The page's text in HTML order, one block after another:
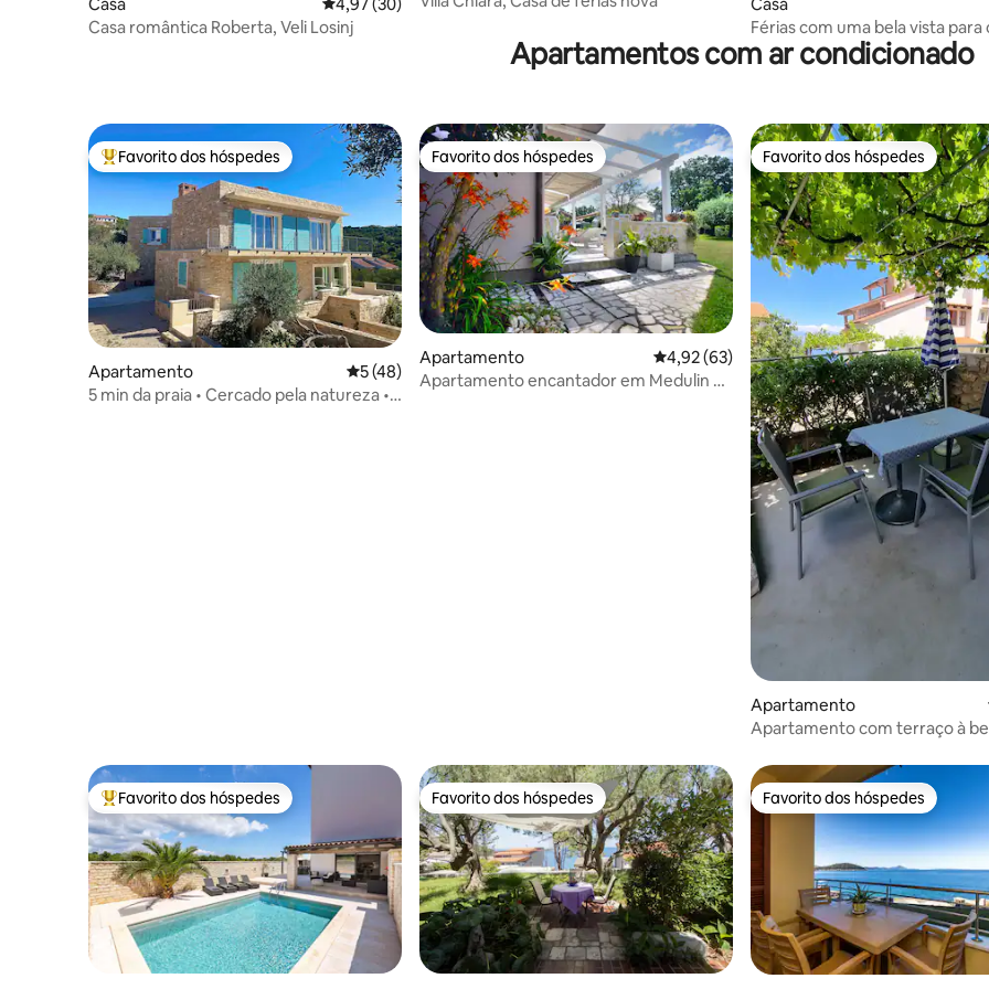
Casa romântica Roberta, Veli Losinj
Férias com uma bela vista para
Apartamentos com ar condicionado
Favoritos dos hóspedes mais apreciados
Favorito dos hóspedes
Apartamento Classificação média de 5 em 5 estrelas, 48avaliações
5 (48)
5 min da praia • Cercado pela natureza •
Favorito dos hóspedes
Favorito dos hóspedes
Apartamento Classificação média de 4,92 em 5 estrelas,
4,92 (63)
Apartamento encantador em Medulin a
Favorito dos hóspedes
Favorito dos hóspedes
Apartamento
Apartamento com terraço à
Favoritos dos hóspedes mais apreciados
Favorito dos hóspedes Favorito dos hóspedes
Favorito dos hóspedes Favorito dos hóspedes
Favorito dos hóspedes